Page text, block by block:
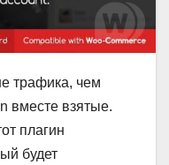
трафика, чем
вместе взятые.
плагин
будет